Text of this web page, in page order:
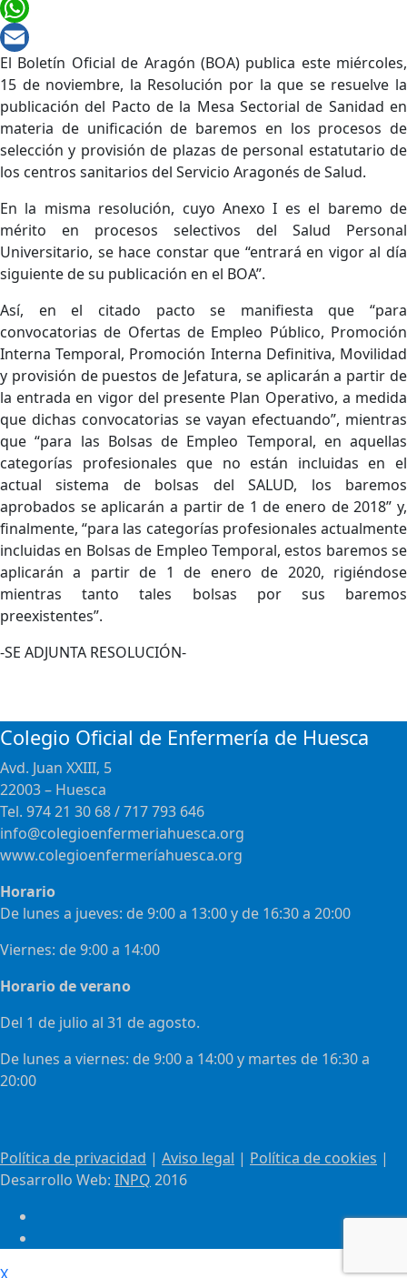
Email
El Boletín Oficial de Aragón (BOA) publica este miércoles,
15 de noviembre, la Resolución por la que se resuelve la
publicación del Pacto de la Mesa Sectorial de Sanidad en
materia de unificación de baremos en los procesos de
selección y provisión de plazas de personal estatutario de
los centros sanitarios del Servicio Aragonés de Salud.
En la misma resolución, cuyo Anexo I es el baremo de
mérito en procesos selectivos del Salud Personal
Universitario, se hace constar que “entrará en vigor al día
siguiente de su publicación en el BOA”.
Así, en el citado pacto se manifiesta que “para
convocatorias de Ofertas de Empleo Público, Promoción
Interna Temporal, Promoción Interna Definitiva, Movilidad
y provisión de puestos de Jefatura, se aplicarán a partir de
la entrada en vigor del presente Plan Operativo, a medida
que dichas convocatorias se vayan efectuando”, mientras
que “para las Bolsas de Empleo Temporal, en aquellas
categorías profesionales que no están incluidas en el
actual sistema de bolsas del SALUD, los baremos
aprobados se aplicarán a partir de 1 de enero de 2018” y,
finalmente, “para las categorías profesionales actualmente
incluidas en Bolsas de Empleo Temporal, estos baremos se
aplicarán a partir de 1 de enero de 2020, rigiéndose
mientras tanto tales bolsas por sus baremos
preexistentes”.
-SE ADJUNTA RESOLUCIÓN-
Colegio Oficial de Enfermería de Huesca
Avd. Juan XXIII, 5
22003 – Huesca
Tel. 974 21 30 68 / 717 793 646
info@colegioenfermeriahuesca.org
www.colegioenfermeríahuesca.org
Horario
De lunes a jueves: de 9:00 a 13:00 y de 16:30 a 20:00
Viernes: de 9:00 a 14:00
Horario de verano
Del 1 de julio al 31 de agosto.
De lunes a viernes: de 9:00 a 14:00 y martes de 16:30 a
20:00
Política de privacidad | Aviso legal | Política de cookies |
Desarrollo Web: INPQ 2016